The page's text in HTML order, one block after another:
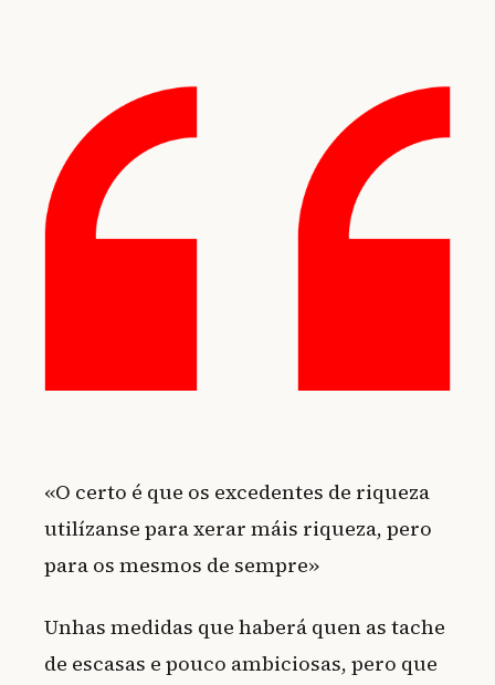
«O certo é que os excedentes de riqueza
utilízanse para xerar máis riqueza, pero
para os mesmos de sempre»
Unhas medidas que haberá quen as tache
de escasas e pouco ambiciosas, pero que